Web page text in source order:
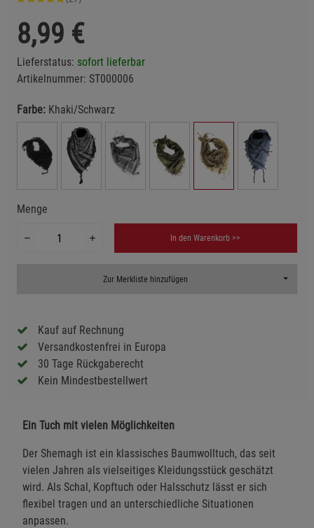
8,99 €
Lieferstatus: sofort lieferbar
Artikelnummer: ST000006
Farbe: Khaki/Schwarz
Menge
In den Warenkorb >>
Zur Merkliste hinzufügen Toggle
Kauf auf Rechnung
Versandkostenfrei in Europa
30 Tage Rückgaberecht
Kein Mindestbestellwert
Ein Tuch mit vielen Möglichkeiten
Der Shemagh ist ein klassisches Baumwolltuch, das seit
vielen Jahren als vielseitiges Kleidungsstück geschätzt
wird. Als Schal, Kopftuch oder Halsschutz lässt er sich
flexibel tragen und an unterschiedliche Situationen
anpassen.